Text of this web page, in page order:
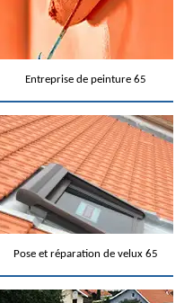
Entreprise de peinture 65
Pose et réparation de velux 65